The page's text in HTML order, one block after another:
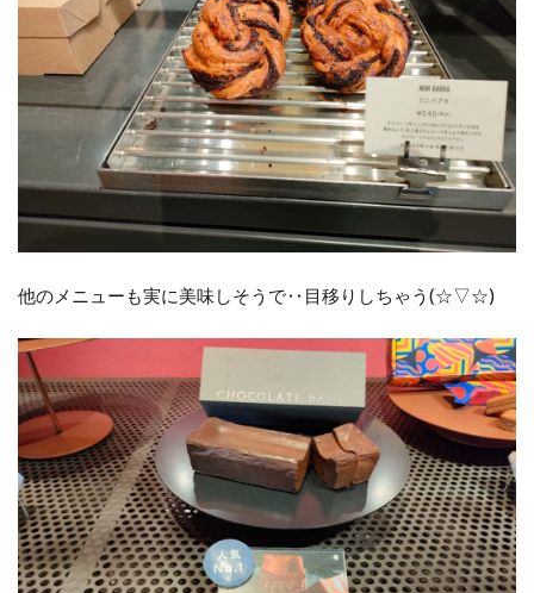
他のメニューも実に美味しそうで‥目移りしちゃう(⁠☆⁠▽⁠☆⁠)